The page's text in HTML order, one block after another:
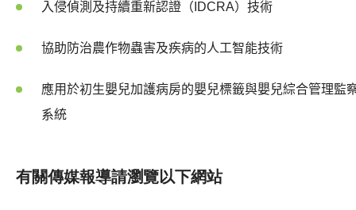
入侵偵測及持續重新認證（ IDCRA）技術
協助防治農作物蟲害及疾病的人工智能技術
應用於初生嬰兒加護病房的嬰兒標籤與嬰兒綜合管理監
系統
有關傳媒報導請瀏覽以下網站